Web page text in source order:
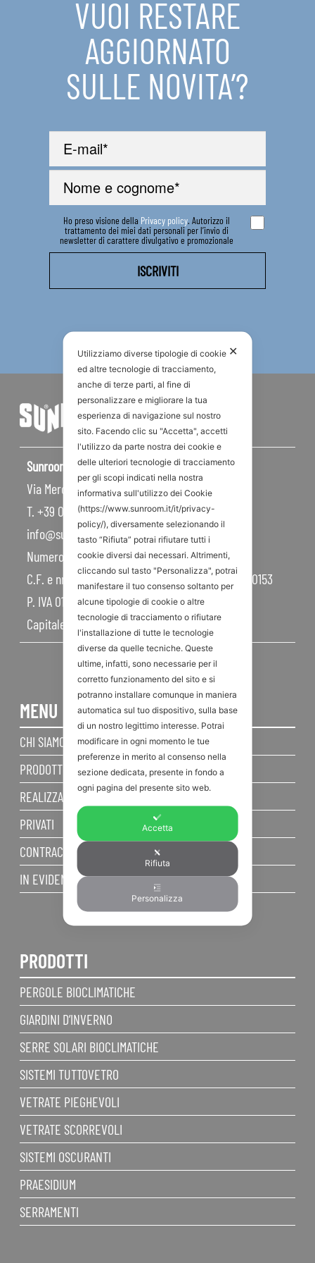
IN EVIDENZA
CONTATTI
VUOI RESTARE
AGGIORNATO
SULLE NOVITA’?
Ho preso visione della Privacy policy. Autorizzo il
trattamento dei miei dati personali per l’invio di
newsletter di carattere divulgativo e promozionale
Sunroom S.p.A – Sede Legale
Via Mercadante, 10 – 47841 Cattolica RN – Italy
T. +39 0541 834011
info@sunroom.it
Numero REA RN – 225109
C.F. e nr. iscrizione al Registro Imprese 07879990153
P. IVA 01968830404
Capitale Sociale 450.000,00 I.V.
MENU
CHI SIAMO
PRODOTTI
REALIZZAZIONI
PRIVATI
CONTRACT
IN EVIDENZA
PRODOTTI
PERGOLE BIOCLIMATICHE
GIARDINI D’INVERNO
SERRE SOLARI BIOCLIMATICHE
SISTEMI TUTTOVETRO
VETRATE PIEGHEVOLI
VETRATE SCORREVOLI
SISTEMI OSCURANTI
PRAESIDIUM
SERRAMENTI
✕
Utilizziamo diverse tipologie di cookie
ed altre tecnologie di tracciamento,
anche di terze parti, al fine di
personalizzare e migliorare la tua
esperienza di navigazione sul nostro
sito. Facendo clic su "Accetta", accetti
l'utilizzo da parte nostra dei cookie e
delle ulteriori tecnologie di tracciamento
per gli scopi indicati nella nostra
informativa sull'utilizzo dei Cookie
(https://www.sunroom.it/it/privacy-
policy/), diversamente selezionando il
tasto “Rifiuta” potrai rifiutare tutti i
cookie diversi dai necessari. Altrimenti,
cliccando sul tasto "Personalizza", potrai
manifestare il tuo consenso soltanto per
alcune tipologie di cookie o altre
tecnologie di tracciamento o rifiutare
l'installazione di tutte le tecnologie
diverse da quelle tecniche. Queste
ultime, infatti, sono necessarie per il
corretto funzionamento del sito e si
potranno installare comunque in maniera
automatica sul tuo dispositivo, sulla base
di un nostro legittimo interesse. Potrai
modificare in ogni momento le tue
preferenze in merito al consenso nella
sezione dedicata, presente in fondo a
ogni pagina del presente sito web.
Accetta
Rifiuta
Personalizza